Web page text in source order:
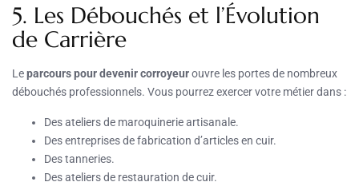
5. Les Débouchés et l’Évolution
de Carrière
Leparcours pour devenir corroyeurouvre les portes de nombreux
débouchés professionnels. Vous pourrez exercer votre métier dans :
Des ateliers de maroquinerie artisanale.
Des entreprises de fabrication d’articles en cuir.
Des tanneries.
Des ateliers de restauration de cuir.